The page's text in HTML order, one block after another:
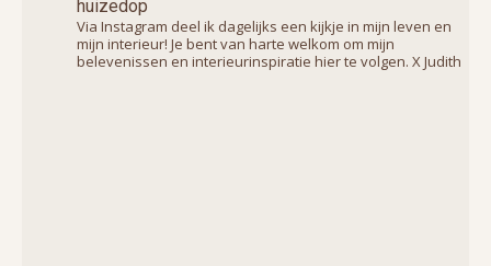
huizedop
Via Instagram deel ik dagelijks een kijkje in mijn leven en
mijn interieur! Je bent van harte welkom om mijn
belevenissen en interieurinspiratie hier te volgen. X Judith